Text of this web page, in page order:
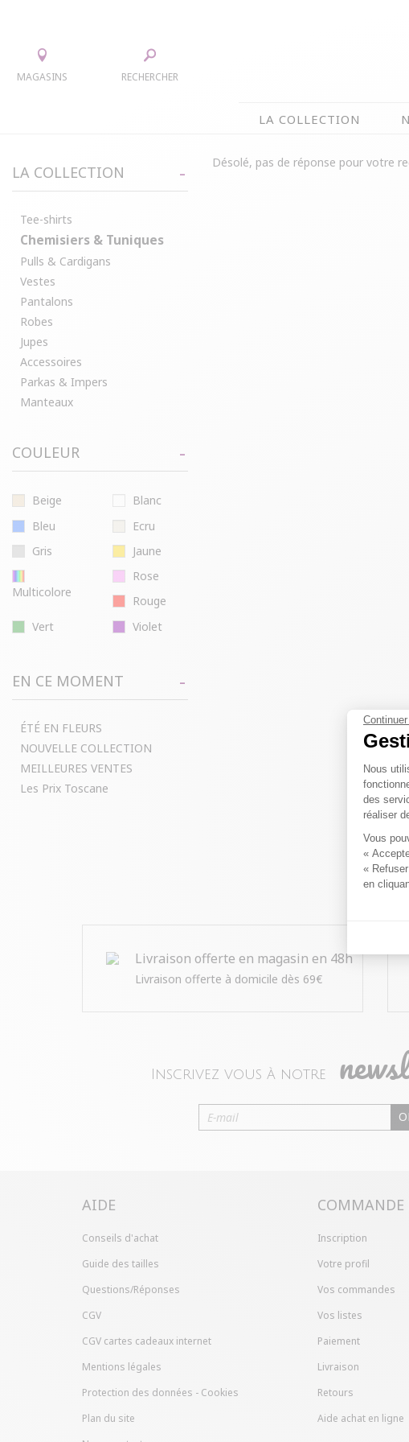
Nous
des
réaliser
Vous
«
«
en
MAGASINS RECHERCHER
LA COLLECTION
TEE-SHIRTS
CHEMISIERS & TUNIQUES
PULLS & CARDIGANS
VESTES
LA COLLECTION
Tee-shirts
Chemisiers & Tuniques
Pulls & Cardigans
Vestes
Pantalons
Robes
Jupes
Accessoires
Parkas & Impers
Manteaux
COULEUR
Beige
Blanc
Bleu
Ecru
Gris
Jaune
Multicolore
Rose
Rouge
Vert
Violet
EN CE MOMENT
ÉTÉ EN FLEURS
NOUVELLE COLLECTION
MEILLEURES VENTES
Les Prix Toscane
Désolé, pas de réponse pour votre
Livraison offerte en magasin en 48h
Livraison offerte à domicile dès 69€
Inscrivez vous à notre
AIDE
Conseils d'achat
Guide des tailles
Questions/Réponses
CGV
CGV cartes cadeaux internet
Mentions légales
Protection des données - Cookies
Plan du site
COMMANDE
Inscription
Votre profil
Vos commandes
Vos listes
Paiement
Livraison
Retours
Aide achat en ligne